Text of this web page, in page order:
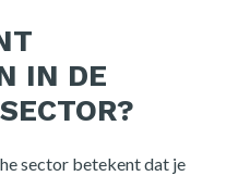
IN DE
sector betekent dat je